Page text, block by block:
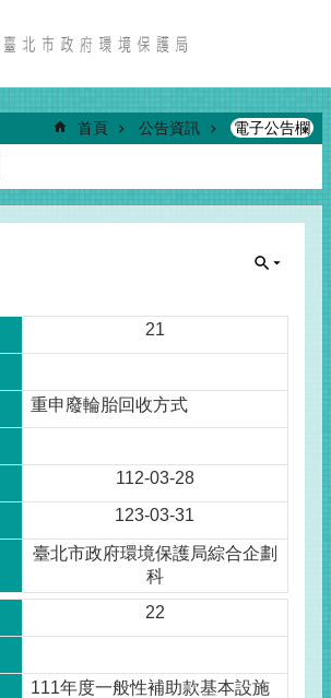
首頁 公告資訊 電子公告欄
21
重申廢輪胎回收方式
112-03-28
123-03-31
臺北市政府環境保護局綜合企劃
科
22
111年度一般性補助款基本設施